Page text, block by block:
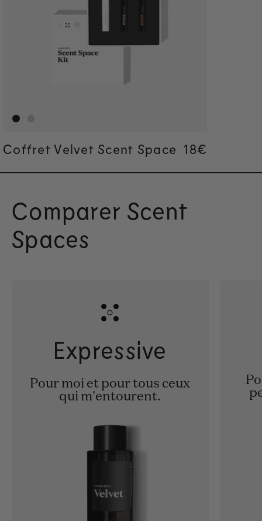
Coffret Velvet Scent Space Regular
18€
Regular
18€
Comparer Scent
Spaces
Expressive
Pour moi et pour tous ceux
qui m'entourent.